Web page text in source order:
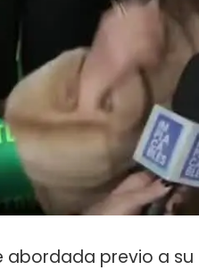
abordada previo a